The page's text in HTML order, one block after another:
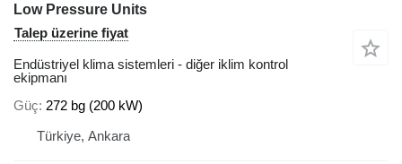
Low Pressure Units
Talep üzerine fiyat
Endüstriyel klima sistemleri - diğer iklim kontrol
ekipmanı
Güç 272 bg (200 kW)
Türkiye, Ankara